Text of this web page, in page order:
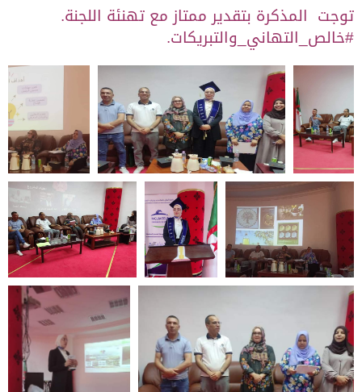
توجت المذكرة بتقدير ممتاز مع تهنئة اللجنة.
#خالص_التهاني_والتبريكات.